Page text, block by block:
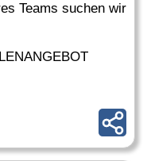
Teams suchen wir